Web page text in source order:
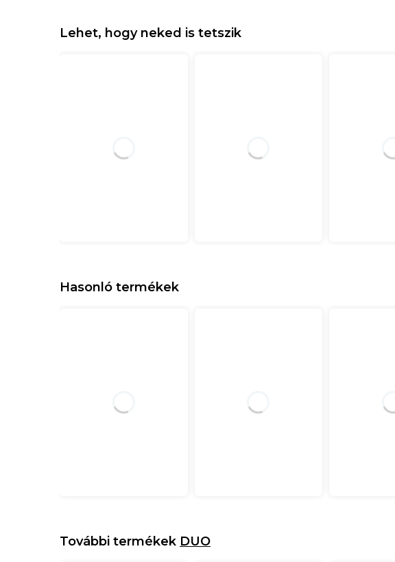
Lehet, hogy neked is tetszik
Hasonló termékek
További termékek DUO